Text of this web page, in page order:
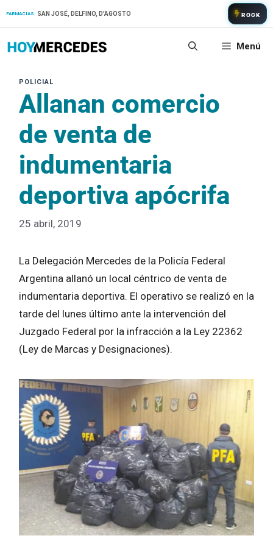
FARMACIAS: SAN JOSÉ, DELFINO, D'AGOSTO ROCK
Menú
Allanan comercio
de venta de
indumentaria
deportiva apócrifa
25 abril, 2019
La Delegación Mercedes de la Policía Federal
Argentina allanó un local céntrico de venta de
indumentaria deportiva. El operativo se realizó en la
tarde del lunes último ante la intervención del
Juzgado Federal por la infracción a la Ley 22362
(Ley de Marcas y Designaciones).